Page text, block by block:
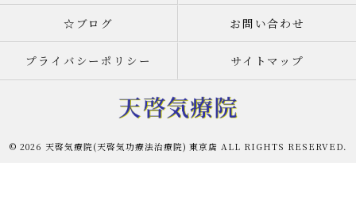
☆ブログ お問い合わせ
プライバシーポリシー サイトマップ
© 2026 天啓気療院(天啓気功療法治療院) 東京店 ALL RIGHTS RESERVED.